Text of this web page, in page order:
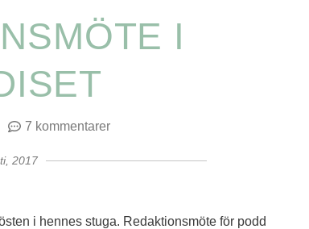
I
7 kommentarer
2017
i hennes stuga. Redaktionsmöte för podd